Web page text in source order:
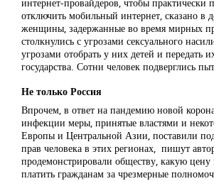
отключить мобильный интернет, сказано в
женщины, задержанные во время мирных
столкнулись с угрозами сексуального
угрозами отобрать у них детей и передать
государства. Сотни человек подверглись
Не только Россия
Впрочем, в ответ на пандемию новой
инфекции меры, принятые властями и
Европы и Центральной Азии, поставили
прав человека в этих регионах, пишут
продемонстрировали обществу, какую цену
платить гражданам за чрезмерные